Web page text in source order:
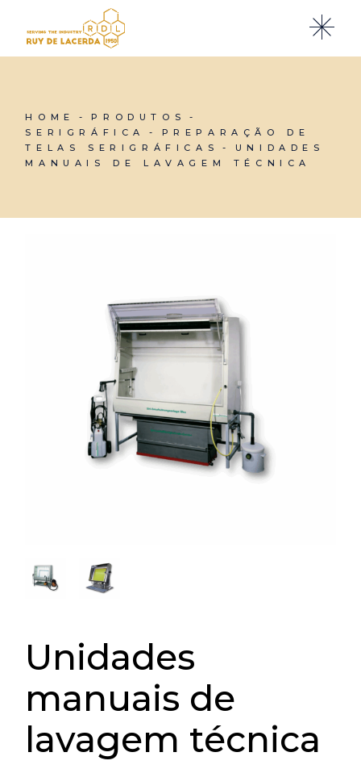
content
HOME
PRODUTOS
SERIGRÁFICA
PREPARAÇÃO DE
TELAS SERIGRÁFICAS
UNIDADES
MANUAIS DE LAVAGEM TÉCNICA
Unidades
manuais de
lavagem técnica